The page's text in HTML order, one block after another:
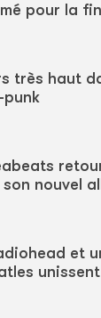
pour la
très haut
nouvel
et